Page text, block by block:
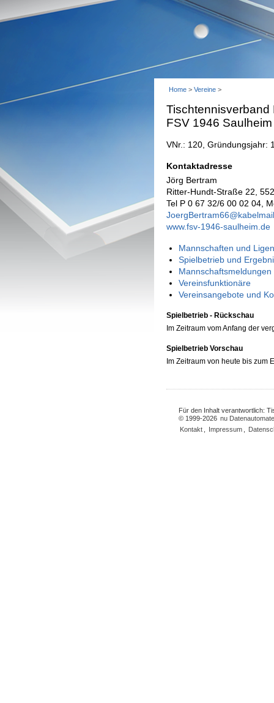
Home > Vereine >
Tischtennisverband
FSV 1946 Saulheim
VNr.: 120, Gründungsjahr:
Kontaktadresse
Jörg Bertram
Ritter-Hundt-Straße 22,
Tel P 0 67 32/6 00 02 04,
www.fsv-1946-saulheim.de
Mannschaften und
Spielbetrieb und
Vereinsfunktionäre
Vereinsangebote und
Spielbetrieb - Rückschau
Im Zeitraum vom Anfang der
Spielbetrieb Vorschau
Im Zeitraum von heute bis zum
Für den Inhalt verantwortlich:
© 1999-2026 nu
Kontakt
Impressum